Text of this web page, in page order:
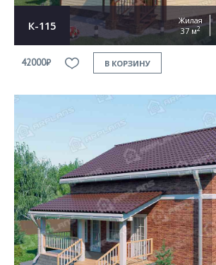
К-115
Жилая
37 м2
42000₽ В КОРЗИНУ